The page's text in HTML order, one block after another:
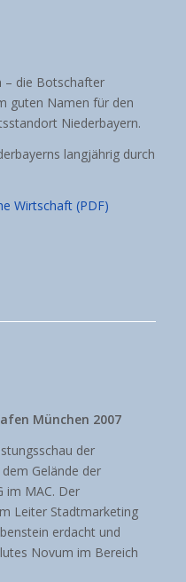
– die Botschafter
guten Namen für den
Niederbayern.
langjährig durch
Wirtschaft (PDF)
München 2007
der
Gelände der
im MAC. Der
Leiter Stadtmarketing
erdacht und
Novum im Bereich